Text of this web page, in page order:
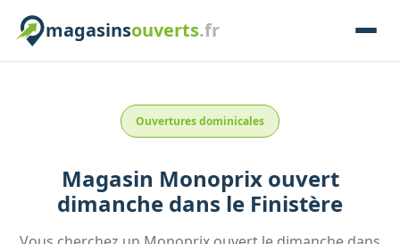
magasinsouverts.fr
Ouvertures dominicales
Magasin Monoprixouvert
dimanche dans le Finistère